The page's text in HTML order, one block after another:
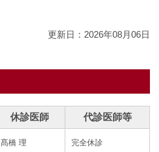
更新日：2026年08月06日
休診医師 代診医師等
髙橋 理 完全休診